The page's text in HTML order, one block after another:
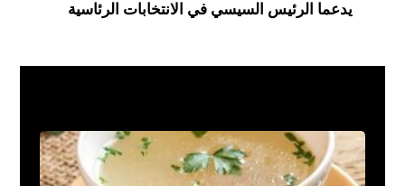
يدعما الرئيس السيسي في الانتخابات الرئاسية